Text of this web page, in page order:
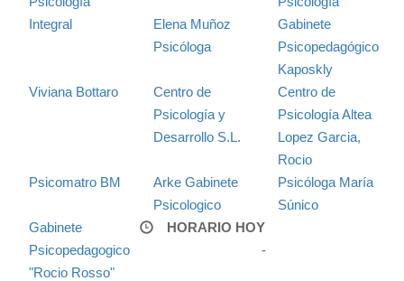
Integral
Elena Muñoz
Psicóloga
Gabinete
Psicopedagógico
Kaposkly
Viviana Bottaro
Centro de
Psicología y
Desarrollo S.L.
Centro de
Psicología Altea
Lopez Garcia,
Rocio
Psicomatro BM
Arke Gabinete
Psicologico
Psicóloga María
Súnico
Gabinete
Psicopedagogico
"Rocio Rosso"
HORARIO HOY
-